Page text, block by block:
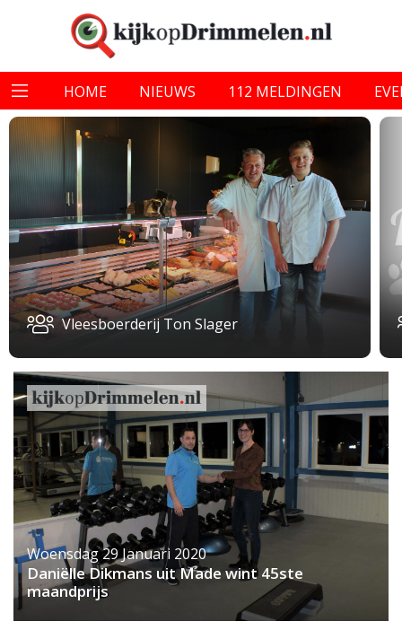
HOME NIEUWS 112 MELDINGEN
Vleesboerderij Ton Slager
Woensdag 29 Januari 2020
Daniëlle Dikmans uit Made wint 45ste
maandprijs